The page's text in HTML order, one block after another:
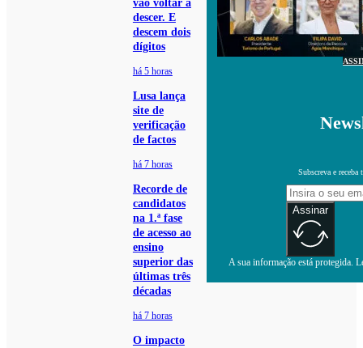
vão voltar a
descer. E
descem dois
dígitos
há 5 horas
Lusa lança
site de
verificação
de factos
há 7 horas
Recorde de
candidatos
na 1.ª fase
de acesso ao
ensino
superior das
últimas três
décadas
há 7 horas
O impacto
Subscreva e receba
Assinar
A sua informação está protegida.